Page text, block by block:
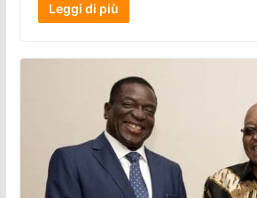
Leggi di più